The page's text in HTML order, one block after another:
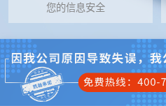
您的信息安全